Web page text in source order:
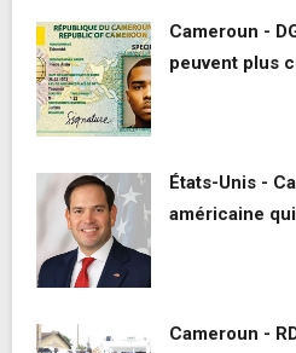
Cameroun -
peuvent plus
États-Unis -
américaine
Cameroun -